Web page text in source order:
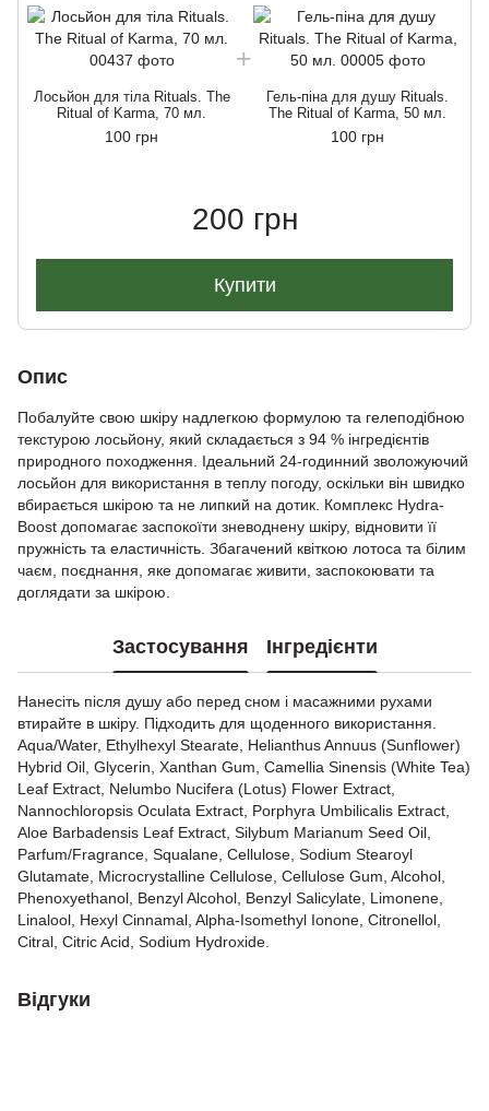
Лосьйон для тіла Rituals. The
Ritual of Karma, 70 мл.
100 грн
Гель-піна для душу Rituals.
The Ritual of Karma, 50 мл.
100 грн
200 грн
Купити
Опис
Побалуйте свою шкіру надлегкою формулою та гелеподібною
текстурою лосьйону, який складається з 94 % інгредієнтів
природного походження. Ідеальний 24-годинний зволожуючий
лосьйон для використання в теплу погоду, оскільки він швидко
вбирається шкірою та не липкий на дотик. Комплекс Hydra-
Boost допомагає заспокоїти зневоднену шкіру, відновити її
пружність та еластичність. Збагачений квіткою лотоса та білим
чаєм, поєднання, яке допомагає живити, заспокоювати та
доглядати за шкірою.
Застосування Інгредієнти
Нанесіть після душу або перед сном і масажними рухами
втирайте в шкіру. Підходить для щоденного використання.
Aqua/Water, Ethylhexyl Stearate, Helianthus Annuus (Sunflower)
Hybrid Oil, Glycerin, Xanthan Gum, Camellia Sinensis (White Tea)
Leaf Extract, Nelumbo Nucifera (Lotus) Flower Extract,
Nannochloropsis Oculata Extract, Porphyra Umbilicalis Extract,
Aloe Barbadensis Leaf Extract, Silybum Marianum Seed Oil,
Parfum/Fragrance, Squalane, Cellulose, Sodium Stearoyl
Glutamate, Microcrystalline Cellulose, Cellulose Gum, Alcohol,
Phenoxyethanol, Benzyl Alcohol, Benzyl Salicylate, Limonene,
Linalool, Hexyl Cinnamal, Alpha-Isomethyl Ionone, Citronellol,
Citral, Citric Acid, Sodium Hydroxide.
Відгуки